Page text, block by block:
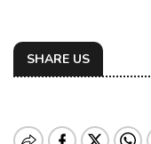
SHARE US